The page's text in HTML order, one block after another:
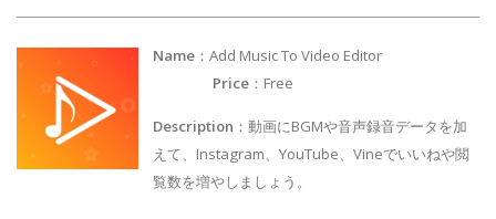
Name ：Add Music To Video Editor
Price ：Free
Description ：動画にBGMや音声録音データを加
えて、Instagram、YouTube、Vineでいいねや閲
覧数を増やしましょう。